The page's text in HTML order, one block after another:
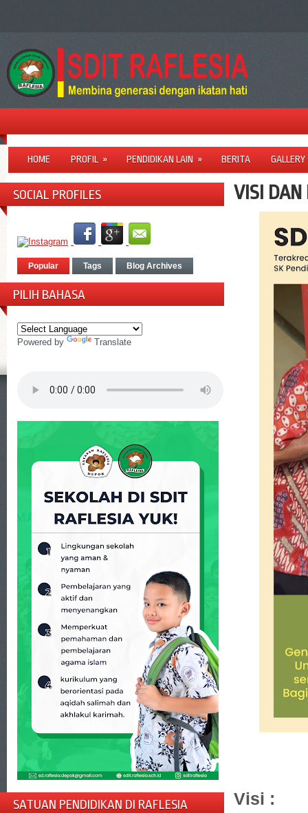
HOME PROFIL » PENDIDIKAN LAIN » BERITA GALLERY
SOCIAL PROFILES
Popular Tags Blog Archives
PILIH BAHASA
Powered by Translate
SATUAN PENDIDIKAN DI RAFLESIA
VISI DAN
Visi :